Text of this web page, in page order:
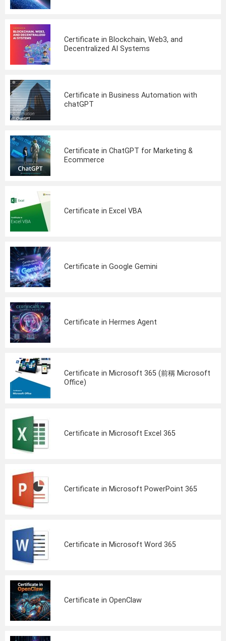
Certificate in Blockchain, Web3, and
Decentralized AI Systems
Certificate in Business Automation with
chatGPT
Certificate in ChatGPT for Marketing &
Ecommerce
Certificate in Excel VBA
Certificate in Google Gemini
Certificate in Hermes Agent
Certificate in Microsoft 365 (前稱 Microsoft
Office)
Certificate in Microsoft Excel 365
Certificate in Microsoft PowerPoint 365
Certificate in Microsoft Word 365
Certificate in OpenClaw